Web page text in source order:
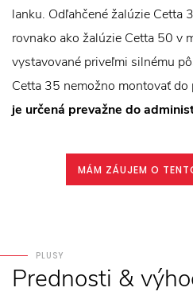
lanku. Odľahčené žalúzie Cetta
rovnako ako žalúzie Cetta 50 v
vystavované priveľmi silnému
Cetta 35 nemožno montovať do
je určená prevažne do
MÁM ZÁUJEM O
PLUSY
Prednosti &